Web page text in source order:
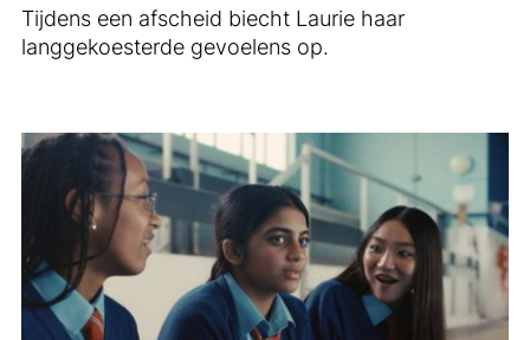
Tijdens een afscheid biecht Laurie haar
langgekoesterde gevoelens op.